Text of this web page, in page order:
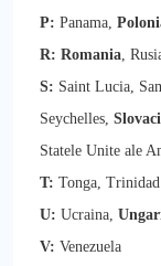
P: Panama,
R: Romania ,
S: Saint Lucia,
Seychelles,
Statele Unite ale
T: Tonga,
U: Ucraina,
V: Venezuela